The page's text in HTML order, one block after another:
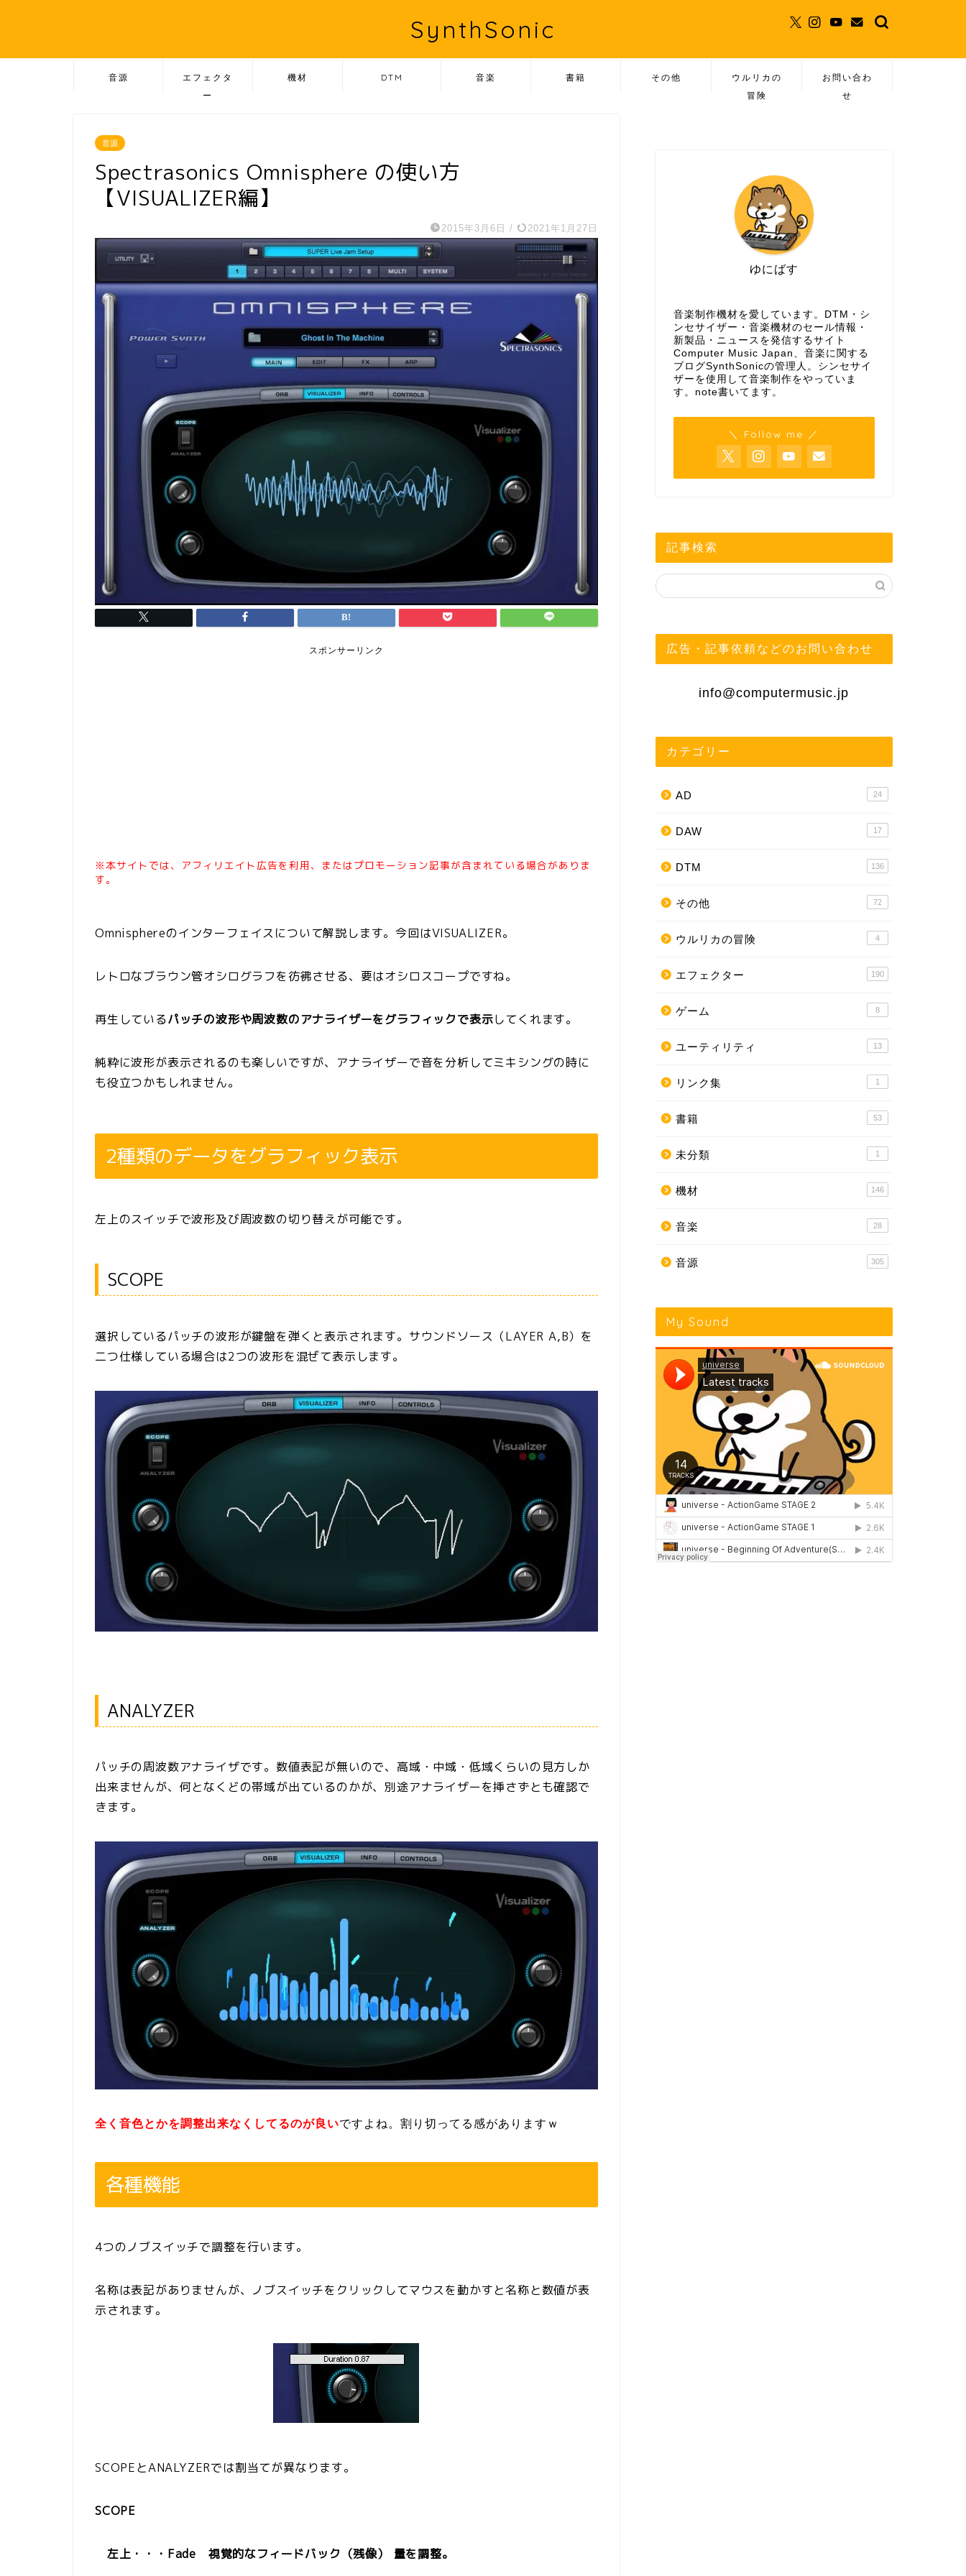
SynthSonic
音源
エフェクタ
ー
機材 DTM 音楽 書籍 その他
ウルリカの
冒険
お問い合わ
せ
音源
Spectrasonics Omnisphere の使い方
【VISUALIZER編】
2015年3月6日 / 2021年1月27日
スポンサーリンク
※本サイトでは、アフィリエイト広告を利用、またはプロモーション記事が含まれている場合がありま
す。
Omnisphereのインターフェイスについて解説します。今回はVISUALIZER。
レトロなブラウン管オシログラフを彷彿させる、要はオシロスコープですね。
再生しているパッチの波形や周波数のアナライザーをグラフィックで表示してくれます。
純粋に波形が表示されるのも楽しいですが、アナライザーで音を分析してミキシングの時に
も役立つかもしれません。
2種類のデータをグラフィック表示
左上のスイッチで波形及び周波数の切り替えが可能です。
SCOPE
選択しているパッチの波形が鍵盤を弾くと表示されます。サウンドソース（LAYER A,B）を
二つ仕様している場合は2つの波形を混ぜて表示します。
ANALYZER
パッチの周波数アナライザです。数値表記が無いので、高域・中域・低域くらいの見方しか
出来ませんが、何となくどの帯域が出ているのかが、別途アナライザーを挿さずとも確認で
きます。
全く音色とかを調整出来なくしてるのが良いですよね。割り切ってる感がありますｗ
各種機能
4つのノブスイッチで調整を行います。
名称は表記がありませんが、ノブスイッチをクリックしてマウスを動かすと名称と数値が表
示されます。
SCOPEとANALYZERでは割当てが異なります。
SCOPE
左上・・・Fade 視覚的なフィードバック（残像） 量を調整。
ゆにばす
音楽制作機材を愛しています。DTM・シ
ンセサイザー・音楽機材のセール情報・
新製品・ニュースを発信するサイト
Computer Music Japan、音楽に関する
ブログSynthSonicの管理人。シンセサイ
ザーを使用して音楽制作をやっていま
す。 note書いてます。
＼ Follow me ／
記事検索
広告・記事依頼などのお問い合わせ
info@computermusic.jp
カテゴリー
AD 24
DAW 17
DTM 136
その他 72
ウルリカの冒険 4
エフェクター 190
ゲーム 8
ユーティリティ 13
リンク集 1
書籍 53
未分類 1
機材 146
音楽 28
音源 305
My Sound